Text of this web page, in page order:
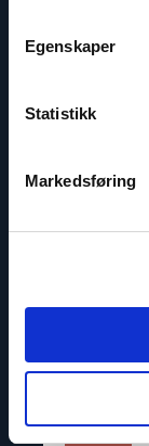
Egenskaper
Statistikk
Markedsføring